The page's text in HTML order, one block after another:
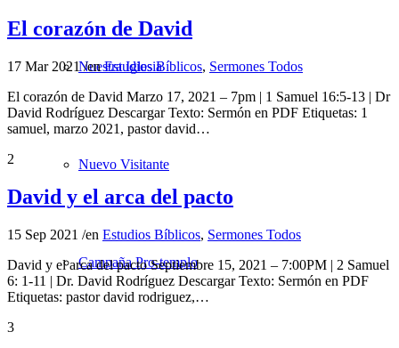
Nuestra Iglesia
Nuevo Visitante
Campaña Pro-templo
El corazón de David
17 Mar 2021/enEstudios Bíblicos, Sermones Todos
El corazón de David Marzo 17, 2021 – 7pm | 1 Samuel 16:5-13 | Dr
David Rodríguez Descargar Texto: Sermón en PDF Etiquetas: 1
samuel, marzo 2021, pastor david…
2
David y el arca del pacto
15 Sep 2021 /en Estudios Bíblicos, Sermones Todos
David y el arca del pacto Septiembre 15, 2021 – 7:00PM | 2 Samuel
6: 1-11 | Dr. David Rodríguez Descargar Texto: Sermón en PDF
Etiquetas: pastor david rodriguez,…
3